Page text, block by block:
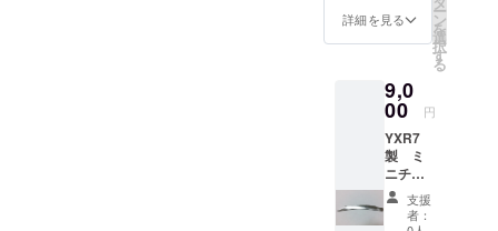
プトゥ
ト(冥王
星) お好
きなの
をお一
つお選
び下さ
い。 素
材提供
2(ジェ
ット)、
3(シャ
4(シャ
ムル
ビーオ
パー
ル)、5
号(ジョ
ンキ
ル)、6
詳細を見る ー
ン
を
選
択
す
る
9,0
00 円
YXR7
製 ミ
ニチュ
ア打刀
YXR7(
日立金
支援
者：